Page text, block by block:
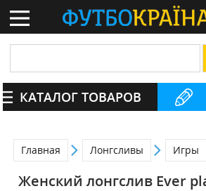
КАТАЛОГ ТОВАРОВ
Главная Лонгсливы Игры
Женский лонгслив Ever